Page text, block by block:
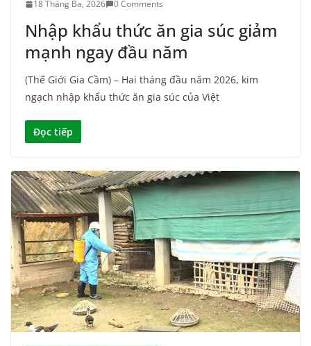
18 Tháng Ba, 2026 0 Comments
Nhập khẩu thức ăn gia súc giảm
mạnh ngay đầu năm
(Thế Giới Gia Cầm) – Hai tháng đầu năm 2026, kim
ngạch nhập khẩu thức ăn gia súc của Việt
Đọc tiếp